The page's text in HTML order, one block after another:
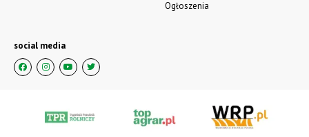
Ogłoszenia
social media